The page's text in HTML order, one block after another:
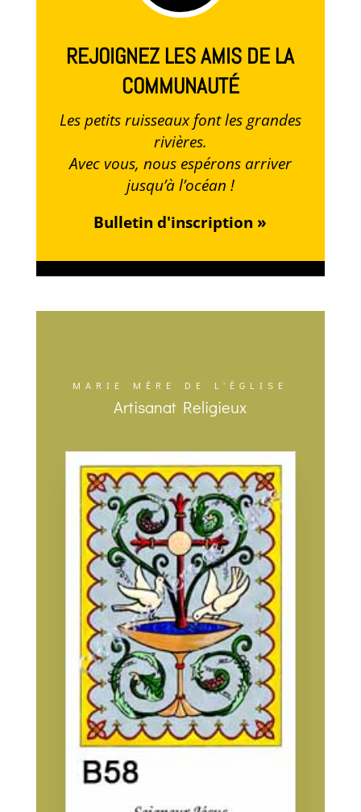
REJOIGNEZ LES AMIS DE LA
COMMUNAUTÉ
Les petits ruisseaux font les grandes
rivières.
Avec vous, nous espérons arriver
jusqu’à l’océan !
Bulletin d'inscription »
MARIE MÈRE DE L'ÉGLISE
Artisanat Religieux